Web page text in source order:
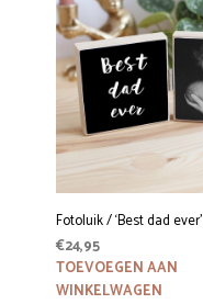
Fotoluik / ‘Best dad ever’
€24,95
TOEVOEGEN AAN
WINKELWAGEN